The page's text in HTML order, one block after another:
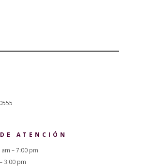
ATENCIÓN
– 7:00 pm
3:00 pm